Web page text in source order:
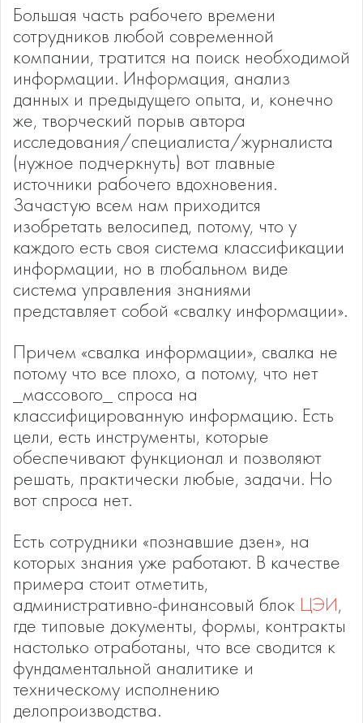
Большая часть рабочего времени
сотрудников любой современной
компании, тратится на поиск необходимой
информации. Информация, анализ
данных и предыдущего опыта, и, конечно
же, творческий порыв автора
исследования/специалиста/журналиста
(нужное подчеркнуть) вот главные
источники рабочего вдохновения.
Зачастую всем нам приходится
изобретать велосипед, потому, что у
каждого есть своя система классификации
информации, но в глобальном виде
система управления знаниями
представляет собой «свалку информации».
Причем «свалка информации», свалка не
потому что все плохо, а потому, что нет
_массового_ спроса на
классифицированную информацию. Есть
цели, есть инструменты, которые
обеспечивают функционал и позволяют
решать, практически любые, задачи. Но
вот спроса нет.
Есть сотрудники «познавшие дзен», на
которых знания уже работают. В качестве
примера стоит отметить,
административно-финансовый блок ЦЭИ,
где типовые документы, формы, контракты
настолько отработаны, что все сводится к
фундаментальной аналитике и
техническому исполнению
делопроизводства.